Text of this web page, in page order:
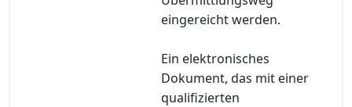
eingereicht werden.
Ein elektronisches
Dokument, das mit einer
qualifizierten